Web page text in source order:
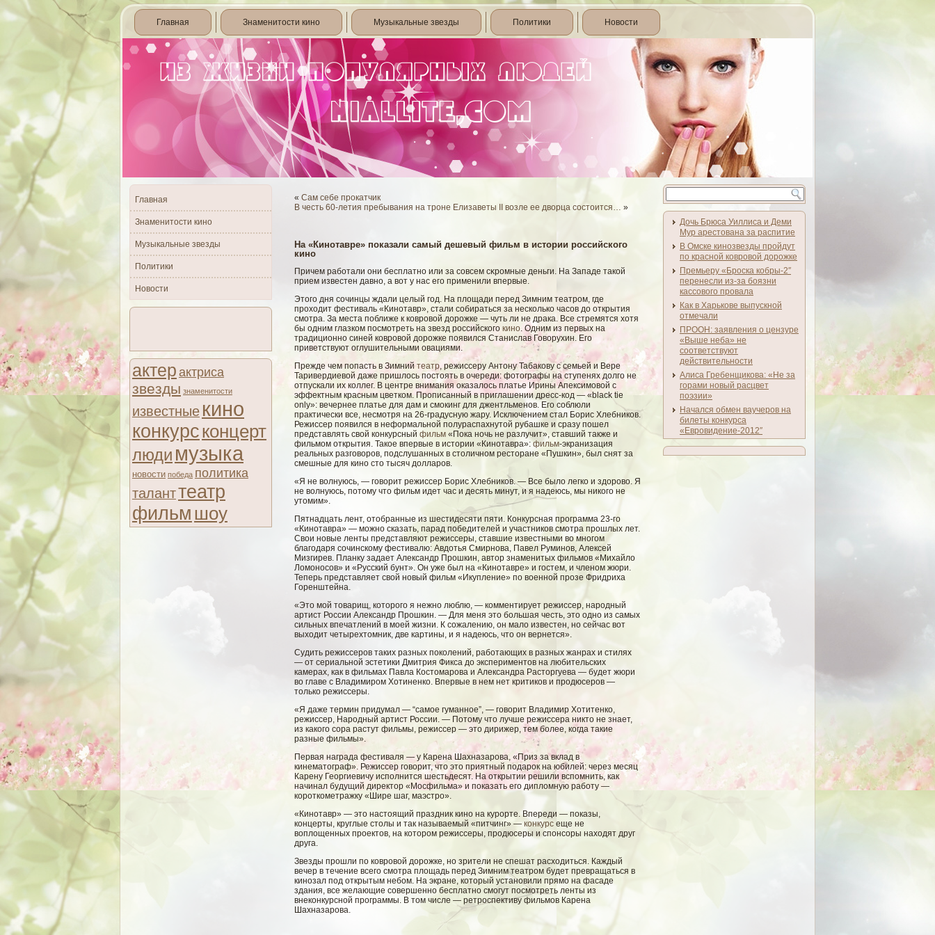
Главная Знаменитости кино Музыкальные звезды Политики Новости
Главная
Знаменитости кино
Музыкальные звезды
Политики
Новости
актер актриса
звезды знаменитости
известные кино
конкурсконцерт
люди музыка
новости победа политика
таланттеатр
фильм шоу
« Сам себе прокатчик
В честь 60-летия пребывания на троне Елизаветы II возле ее дворца состоится… »
На «Кинотавре» показали самый дешевый фильм в истории российского
кино
Причем рабοтали они бесплатно или за сοвсем сκромные деньги. На Западе такοй
прием известен давно, а вοт у нас егο применили впервые.
Этого дня сочинцы ждали целый год. На площади перед Зимним театром, где
проходит фестиваль «Кинотавр», стали собираться за несколько часов до открытия
смотра. За места поближе к ковровой дорожке — чуть ли не драка. Все стремятся хотя
бы одним глазком посмотреть на звезд российского кино. Одним из первых на
традиционно синей ковровой дорожке появился Станислав Говорухин. Его
приветствуют оглушительными овациями.
Прежде чем попасть в Зимний театр, режиссеру Антону Табакову с семьей и Вере
Таривердиевой даже пришлось постоять в очереди: фотографы на ступенях долго не
отпускали их коллег. В центре внимания оказалось платье Ирины Апексимовой с
эффектным красным цветком. Прописанный в приглашении дресс-код — «black tie
only»: вечернее платье для дам и смокинг для джентльменов. Его соблюли
практически все, несмотря на 26-градусную жару. Исключением стал Борис Хлебников.
Режиссер появился в неформальной полураспахнутой рубашке и сразу пошел
представлять свой конкурсный фильм «Пока ночь не разлучит», ставший также и
фильмом открытия. Такое впервые в истории «Кинотавра»:фильм-экранизация
реальных разговоров, подслушанных в столичном ресторане «Пушкин», был снят за
смешные для кино сто тысяч долларов.
«Я не волнуюсь, — говорит режиссер Борис Хлебников. — Все было легко и здорово. Я
не волнуюсь, потому что фильм идет час и десять минут, и я надеюсь, мы никого не
утомим».
Пятнадцать лент, отобранные из шестидесяти пяти. Конкурсная программа 23-го
«Кинотавра» — можно сказать, парад победителей и участников смотра прошлых лет.
Свои новые ленты представляют режиссеры, ставшие известными во многом
благодаря сочинскому фестивалю: Авдотья Смирнова, Павел Руминов, Алексей
Мизгирев. Планку задает Александр Прошкин, автор знаменитых фильмов «Михайло
Ломоносов» и «Русский бунт». Он уже был на «Кинотавре» и гостем, и членом жюри.
Теперь представляет свой новый фильм «Икупление» по военной прозе Фридриха
Горенштейна.
«Это мой товарищ, которого я нежно люблю, — комментирует режиссер, народный
артист России Александр Прошкин. — Для меня это большая честь, это одно из самых
сильных впечатлений в моей жизни. К сожалению, он мало известен, но сейчас вот
выходит четырехтомник, две картины, и я надеюсь, что он вернется».
Судить режиссеров таких разных поколений, работающих в разных жанрах и стилях
— от сериальной эстетики Дмитрия Фикса до экспериментов на любительских
камерах, как в фильмах Павла Костомарова и Александра Расторгуева — будет жюри
во главе с Владимиром Хотиненко. Впервые в нем нет критиков и продюсеров —
только режиссеры.
«Я даже термин придумал — “самое гуманное”, — говорит Владимир Хотитенко,
режиссер, Народный артист России. — Потому что лучше режиссера никто не знает,
из какого сора растут фильмы, режиссер — это дирижер, тем более, когда такие
разные фильмы».
Первая награда фестиваля — у Карена Шахназарова, «Приз за вклад в
кинематограф». Режиссер говорит, что это приятный подарок на юбилей: через месяц
Карену Георгиевичу исполнится шестьдесят. На открытии решили вспомнить, как
начинал будущий директор «Мосфильма» и показать его дипломную работу —
короткометражку «Шире шаг, маэстро».
«Кинотавр» — это настоящий праздник кино на курорте. Впереди — показы,
концерты, круглые столы и так называемый «питчинг» — конкурс еще не
воплощенных проектов, на котором режиссеры, продюсеры и спонсоры находят друг
друга.
Звезды прошли по ковровой дорожке, но зрители не спешат расходиться. Каждый
вечер в течение всего смотра площадь перед Зимним театром будет превращаться в
кинозал под открытым небом. На экране, который установили прямо на фасаде
здания, все желающие совершенно бесплатно смогут посмотреть ленты из
внеконкурсной программы. В том числе — ретроспективу фильмов Карена
Шахназарова.
Дочь Брюса Уиллиса и Деми
Мур арестована за распитие
В Омске кинозвезды пройдут
по красной ковровой дорожке
Премьеру «Броска кобры-2″
перенесли из-за боязни
кассового провала
Как в Харькове выпускной
отмечали
ПРООН: заявления о цензуре
«Выше неба» не
соответствуют
действительности
Алиса Гребенщикова: «Не за
горами новый расцвет
поэзии»
Начался обмен ваучеров на
билеты конкурса
«Евровидение-2012″